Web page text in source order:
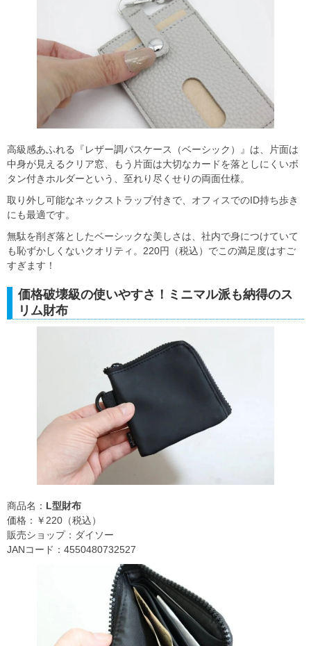
高級感あふれる『レザー調パスケース（ベーシック）』は、片面は
中身が見えるクリア窓、もう片面は大切なカードを落としにくいボ
タン付きホルダーという、至れり尽くせりの両面仕様。
取り外し可能なネックストラップ付きで、オフィスでのID持ち歩き
にも最適です。
無駄を削ぎ落としたベーシックな美しさは、社内で身につけていて
も恥ずかしくないクオリティ。220円（税込）でこの満足度はすご
すぎます！
価格破壊級の使いやすさ！ミニマル派も納得のス
リム財布
商品名： L型財布
価格：￥220（税込）
販売ショップ：ダイソー
JANコード：4550480732527